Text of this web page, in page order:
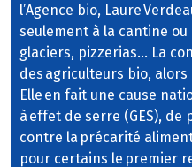
l’Agence bio, Laure
seulement à la cantine
glaciers, pizzerias… La
des agriculteurs bio, alors
Elle en fait une cause
à effet de serre (GES),
contre la précarité
pour certains le premier